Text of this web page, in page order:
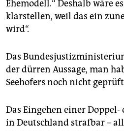
Ehemodell.“ Deshalb wäre
klarstellen, weil das ein
wird“.
Das
der dürren Aussage, man
Seehofers noch nicht
Das Eingehen einer
in Deutschland strafbar –